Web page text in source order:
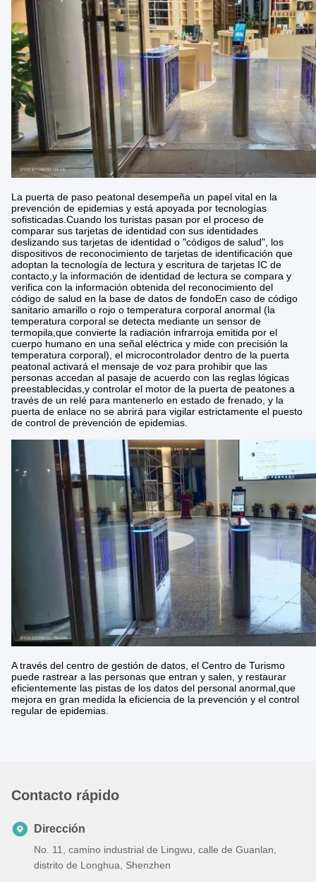
La puerta de paso peatonal desempeña un papel vital en la
prevención de epidemias y está apoyada por tecnologías
sofisticadas.Cuando los turistas pasan por el proceso de
comparar sus tarjetas de identidad con sus identidades
deslizando sus tarjetas de identidad o "códigos de salud", los
dispositivos de reconocimiento de tarjetas de identificación que
adoptan la tecnología de lectura y escritura de tarjetas IC de
contacto,y la información de identidad de lectura se compara y
verifica con la información obtenida del reconocimiento del
código de salud en la base de datos de fondoEn caso de código
sanitario amarillo o rojo o temperatura corporal anormal (la
temperatura corporal se detecta mediante un sensor de
termopila,que convierte la radiación infrarroja emitida por el
cuerpo humano en una señal eléctrica y mide con precisión la
temperatura corporal), el microcontrolador dentro de la puerta
peatonal activará el mensaje de voz para prohibir que las
personas accedan al pasaje de acuerdo con las reglas lógicas
preestablecidas,y controlar el motor de la puerta de peatones a
través de un relé para mantenerlo en estado de frenado, y la
puerta de enlace no se abrirá para vigilar estrictamente el puesto
de control de prevención de epidemias.
A través del centro de gestión de datos, el Centro de Turismo
puede rastrear a las personas que entran y salen, y restaurar
eficientemente las pistas de los datos del personal anormal,que
mejora en gran medida la eficiencia de la prevención y el control
regular de epidemias.
Contacto rápido
Dirección
No. 11, camino industrial de Lingwu, calle de Guanlan,
distrito de Longhua, Shenzhen